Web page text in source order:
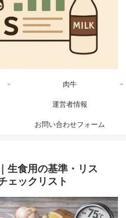
肉牛
運営者情報
お問い合わせフォーム
生食用の基準・リス
ェックリスト